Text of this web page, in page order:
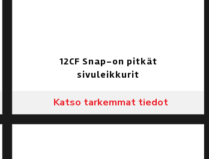
12CF Snap-on pitkät
sivuleikkurit
Katso tarkemmat tiedot